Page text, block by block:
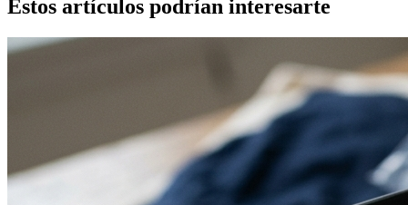
Estos artículos podrían interesarte